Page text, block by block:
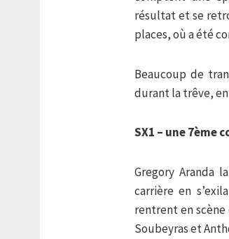
résultat et se
places, où a été
Beaucoup de
durant la trêve,
SX1 – une 7ème
Gregory Aranda
carrière en
rentrent en scène
Soubeyras et